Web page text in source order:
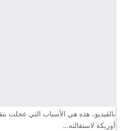
بالڤيديو.. هذه هي الأسباب التي عجلت
أوريكة لاستقالته…